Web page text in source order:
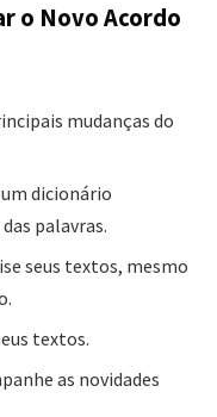
o Novo Acordo
mudanças do
dicionário
palavras.
seus textos, mesmo
textos.
as novidades